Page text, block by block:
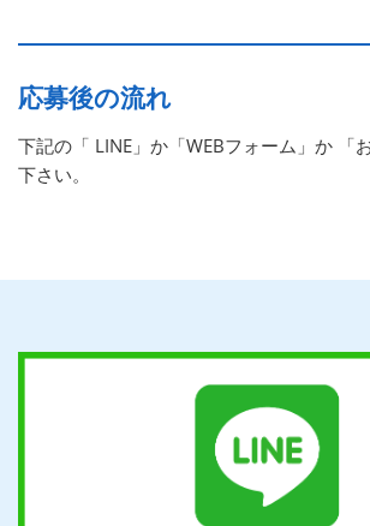
応募後の流れ
下記の「 LINE」か「WEBフォーム」か 「
下さい。